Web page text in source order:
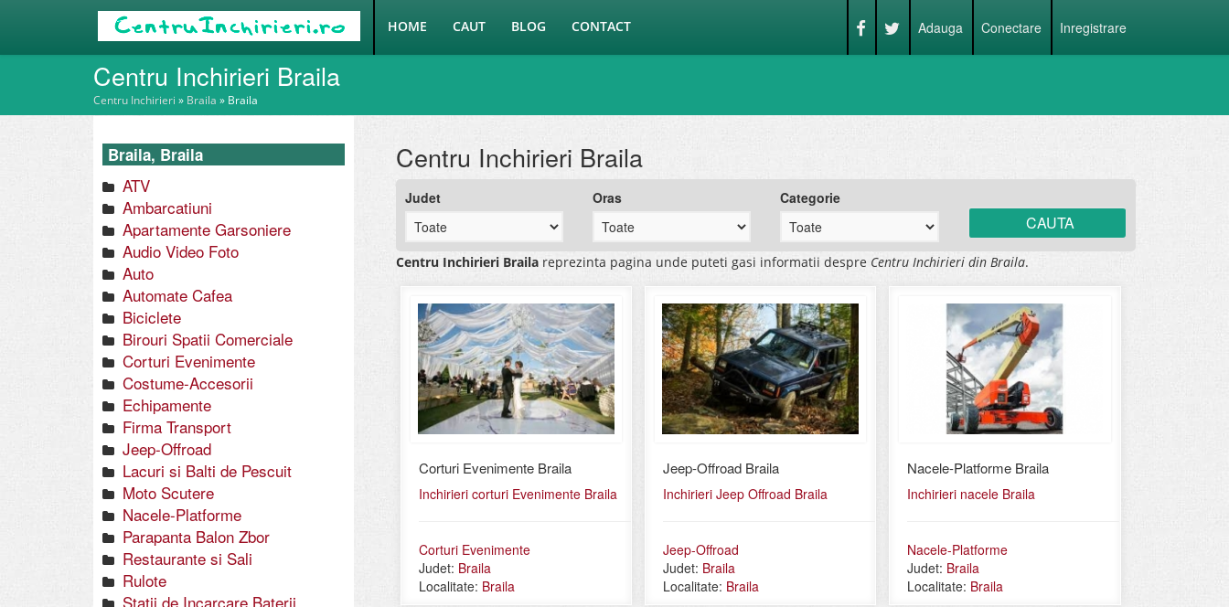
Adauga Conectare Inregistrare
HOME CAUT BLOG CONTACT
Centru Inchirieri Braila
Centru Inchirieri » Braila » Braila
Braila, Braila
ATV
Ambarcatiuni
Apartamente Garsoniere
Audio Video Foto
Auto
Automate Cafea
Biciclete
Birouri Spatii Comerciale
Corturi Evenimente
Costume-Accesorii
Echipamente
Firma Transport
Jeep-Offroad
Lacuri si Balti de Pescuit
Moto Scutere
Nacele-Platforme
Parapanta Balon Zbor
Restaurante si Sali
Rulote
Statii de Incarcare Baterii
Centru Inchirieri Braila
Judet Oras Categorie
Centru Inchirieri Brailareprezinta pagina unde puteti gasi informatii despre Centru Inchirieri din Braila.
Corturi Evenimente Braila
Inchirieri corturi Evenimente Braila
Corturi Evenimente
Judet: Braila
Localitate: Braila
Jeep-Offroad Braila
Inchirieri Jeep Offroad Braila
Jeep-Offroad
Judet: Braila
Localitate: Braila
Nacele-Platforme Braila
Inchirieri nacele Braila
Nacele-Platforme
Judet: Braila
Localitate: Braila